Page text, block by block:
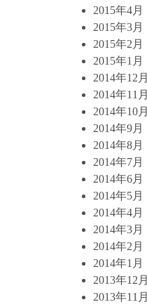
2015年4月
2015年3月
2015年2月
2015年1月
2014年12月
2014年11月
2014年10月
2014年9月
2014年8月
2014年7月
2014年6月
2014年5月
2014年4月
2014年3月
2014年2月
2014年1月
2013年12月
2013年11月